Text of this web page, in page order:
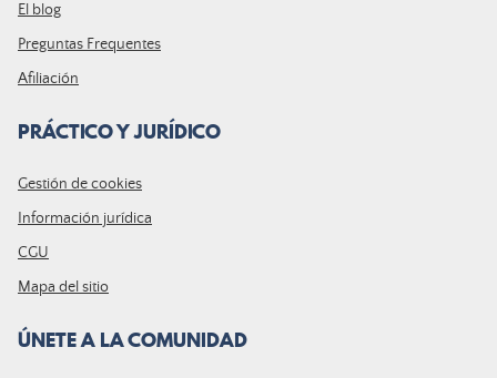
El blog
Preguntas Frequentes
Afiliación
PRÁCTICO Y JURÍDICO
Gestión de cookies
Información jurídica
CGU
Mapa del sitio
ÚNETE A LA COMUNIDAD